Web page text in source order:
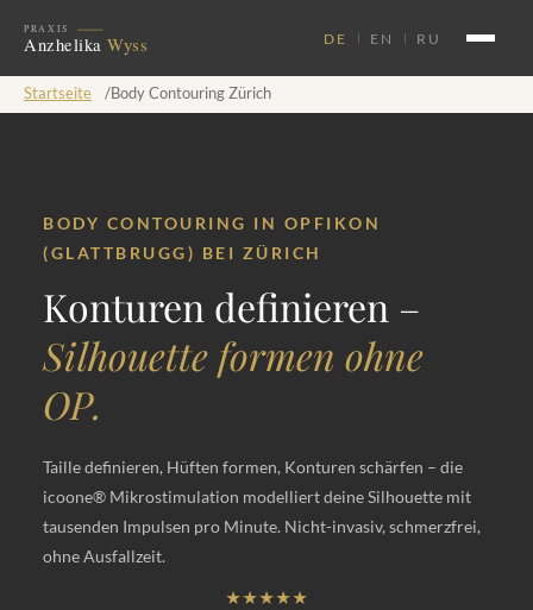
DE EN RU
Startseite /Body Contouring Zürich
BODY CONTOURING IN OPFIKON
(GLATTBRUGG) BEI ZÜRICH
Konturen definieren –
Silhouette formen ohne
OP.
Taille definieren, Hüften formen, Konturen schärfen – die
icoone® Mikrostimulation modelliert deine Silhouette mit
tausenden Impulsen pro Minute. Nicht-invasiv, schmerzfrei,
ohne Ausfallzeit.
★★★★★